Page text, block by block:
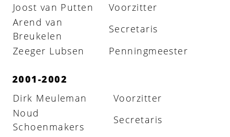
Joost van Putten
Voorzitter
Arend van
Breukelen
Secretaris
Zeeger Lubsen
Penningmeester
2001-2002
Dirk Meuleman
Voorzitter
Noud
Schoenmakers
Secretaris